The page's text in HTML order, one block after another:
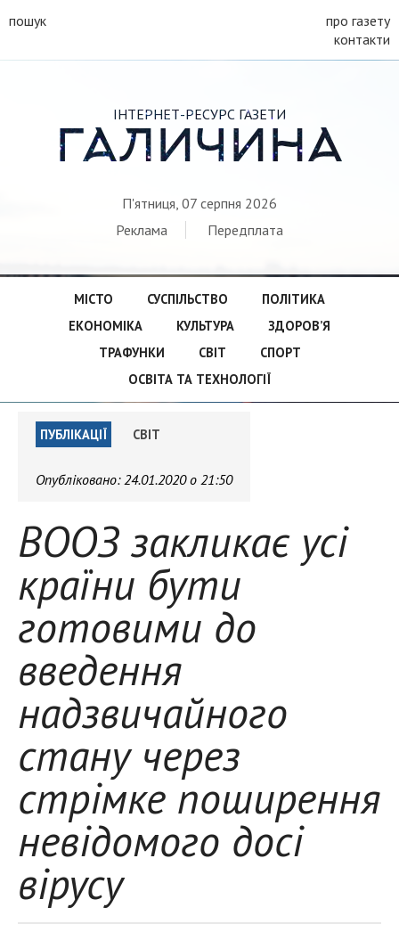
пошук
про газету
контакти
ІНТЕРНЕТ-РЕСУРС ГАЗЕТИ
ГАЛИЧИНА
П'ятниця, 07 серпня 2026
Реклама
Передплата
МІСТО СУСПІЛЬСТВО
ПОЛІТИКА
ЕКОНОМІКА
КУЛЬТУРА
ЗДОРОВ’Я
ТРАФУНКИ
СВІТ
СПОРТ
ОСВІТА ТА ТЕХНОЛОГІЇ
ПУБЛІКАЦІЇ СВІТ
Опубліковано:24.01.2020 о 21:50
ВООЗ закликає усі
країни бути
готовими до
введення
надзвичайного
стану через
стрімке поширення
невідомого досі
вірусу